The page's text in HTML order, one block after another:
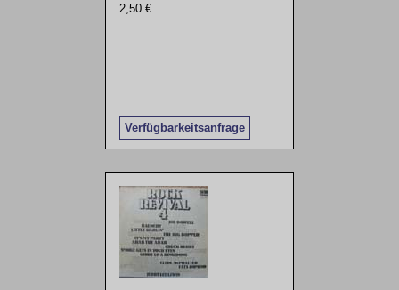
2,50 €
Verfügbarkeitsanfrage